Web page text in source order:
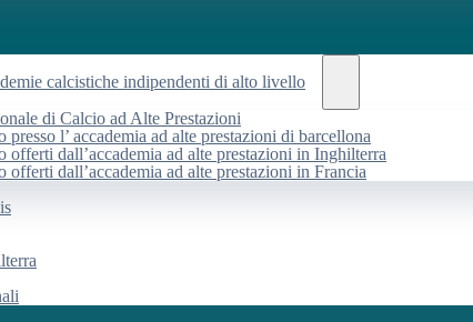
calcistiche indipendenti di alto livello
di Calcio ad Alte Prestazioni
l’ accademia ad alte prestazioni di barcellona
offerti dall’accademia ad alte prestazioni in Inghilterra
offerti dall’accademia ad alte prestazioni in Francia